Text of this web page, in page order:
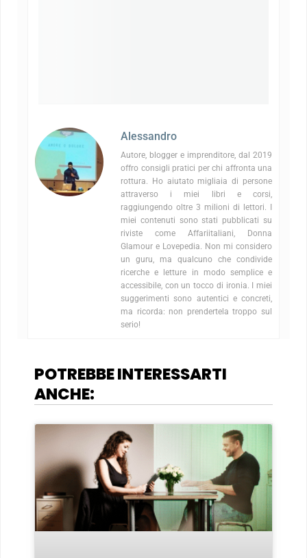
Alessandro
Autore, blogger e imprenditore, dal 2019
offro consigli pratici per chi affronta una
rottura. Ho aiutato migliaia di persone
attraverso i miei libri e corsi,
raggiungendo oltre 3 milioni di lettori. I
miei contenuti sono stati pubblicati su
riviste come Affariitaliani, Donna
Glamour e Lovepedia. Non mi considero
un guru, ma qualcuno che condivide
ricerche e letture in modo semplice e
accessibile, con un tocco di ironia. I miei
suggerimenti sono autentici e concreti,
ma ricorda: non prendertela troppo sul
serio!
POTREBBE INTERESSARTI
ANCHE: